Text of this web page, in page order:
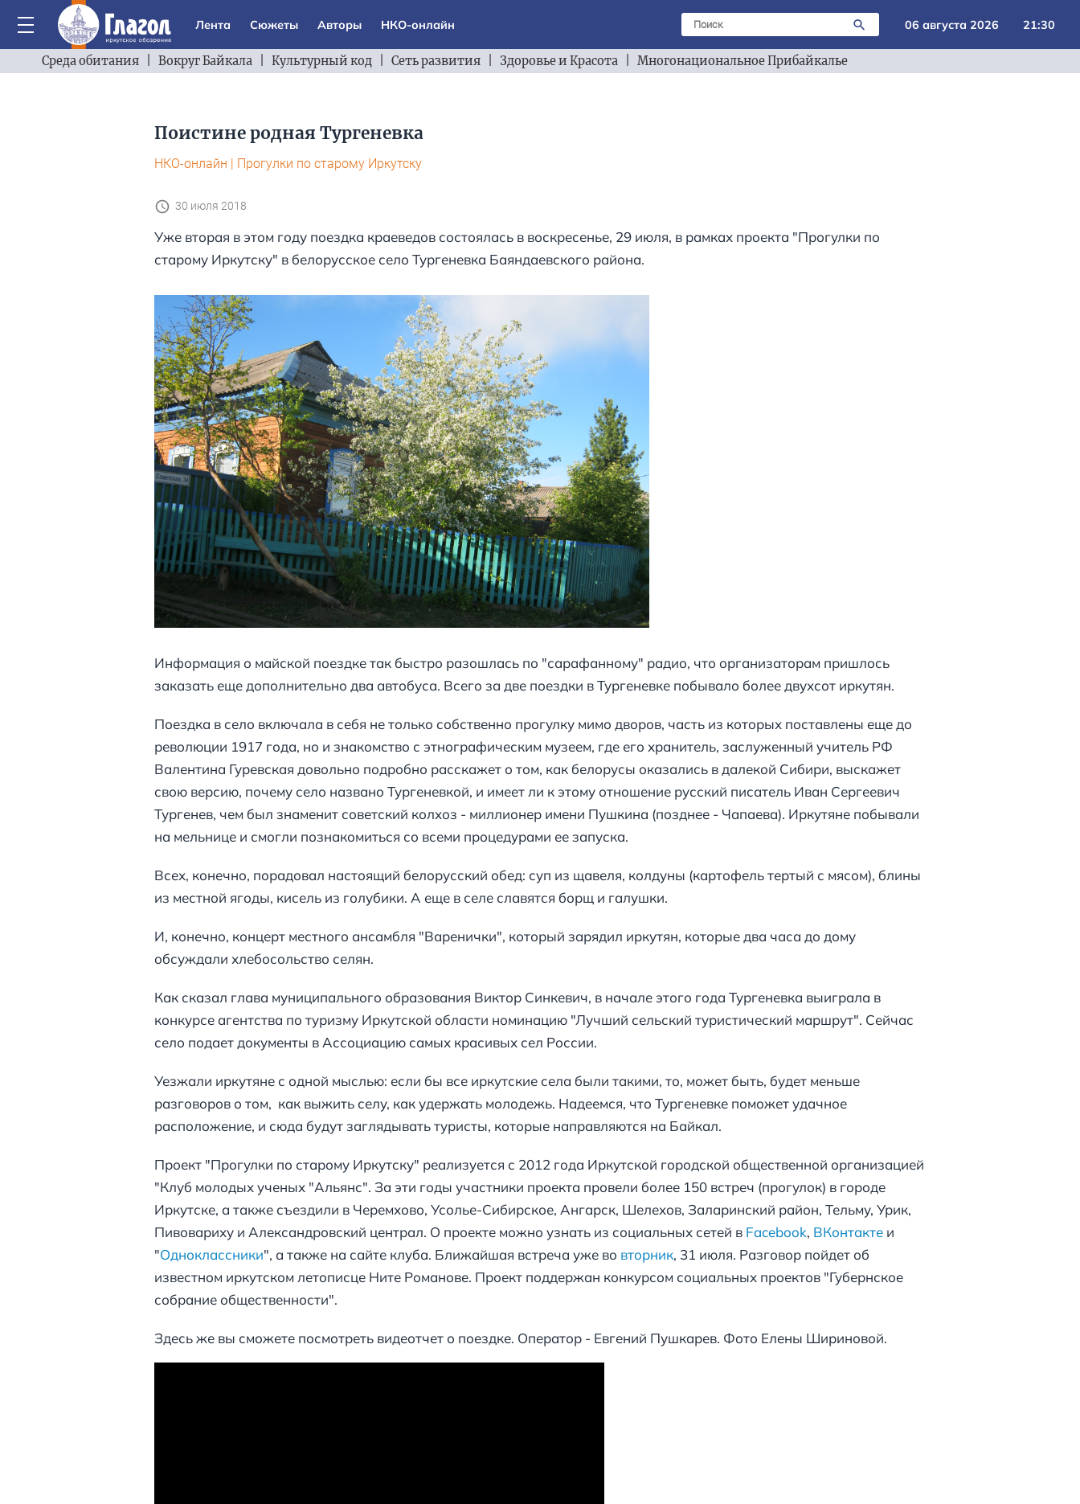
Лента Сюжеты Авторы НКО-онлайн 06 августа 2026 21:30
Среда обитания Вокруг Байкала Культурный код Сеть развития Здоровье и Красота Многонациональное Прибайкалье
Поистине родная Тургеневка
НКО-онлайн | Прогулки по старому Иркутску
30 июля 2018
Уже вторая в этом году поездка краеведов состоялась в воскресенье, 29 июля, в рамках проекта "Прогулки по
старому Иркутску" в белорусское село Тургеневка Баяндаевского района.
Информация о майской поездке так быстро разошлась по "сарафанному" радио, что организаторам пришлось
заказать еще дополнительно два автобуса. Всего за две поездки в Тургеневке побывало более двухсот иркутян.
Поездка в село включала в себя не только собственно прогулку мимо дворов, часть из которых поставлены еще до
революции 1917 года, но и знакомство с этнографическим музеем, где его хранитель, заслуженный учитель РФ
Валентина Гуревская довольно подробно расскажет о том, как белорусы оказались в далекой Сибири, выскажет
свою версию, почему село названо Тургеневкой, и имеет ли к этому отношение русский писатель Иван Сергеевич
Тургенев, чем был знаменит советский колхоз - миллионер имени Пушкина (позднее - Чапаева). Иркутяне побывали
на мельнице и смогли познакомиться со всеми процедурами ее запуска.
Всех, конечно, порадовал настоящий белорусский обед: суп из щавеля, колдуны (картофель тертый с мясом), блины
из местной ягоды, кисель из голубики. А еще в селе славятся борщ и галушки.
И, конечно, концерт местного ансамбля "Варенички", который зарядил иркутян, которые два часа до дому
обсуждали хлебосольство селян.
Как сказал глава муниципального образования Виктор Синкевич, в начале этого года Тургеневка выиграла в
конкурсе агентства по туризму Иркутской области номинацию "Лучший сельский туристический маршрут". Сейчас
село подает документы в Ассоциацию самых красивых сел России.
Уезжали иркутяне с одной мыслью: если бы все иркутские села были такими, то, может быть, будет меньше
разговоров о том, как выжить селу, как удержать молодежь. Надеемся, что Тургеневке поможет удачное
расположение, и сюда будут заглядывать туристы, которые направляются на Байкал.
Проект "Прогулки по старому Иркутску" реализуется с 2012 года Иркутской городской общественной организацией
"Клуб молодых ученых "Альянс". За эти годы участники проекта провели более 150 встреч (прогулок) в городе
Иркутске, а также съездили в Черемхово, Усолье-Сибирское, Ангарск, Шелехов, Заларинский район, Тельму, Урик,
Пивовариху и Александровский централ. О проекте можно узнать из социальных сетей в Facebook, ВКонтактеи
"Одноклассники", а также на сайте клуба. Ближайшая встреча уже во вторник, 31 июля. Разговор пойдет об
известном иркутском летописце Ните Романове. Проект поддержан конкурсом социальных проектов "Губернское
собрание общественности".
Здесь же вы сможете посмотреть видеотчет о поездке. Оператор - Евгений Пушкарев. Фото Елены Шириновой.